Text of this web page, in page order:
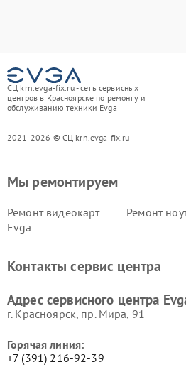
СЦ krn.evga-fix.ru - сеть сервисных
центров в Красноярске по ремонту и
обслуживанию техники Evga
2021-2026 © СЦ krn.evga-fix.ru
Мы ремонтируем
Ремонт видеокарт
Evga
Ремонт
Контакты сервис центра
Адрес сервисного центра
г. Красноярск, ​пр. Мира, 91
Горячая линия:
+7 (391) 216-92-39